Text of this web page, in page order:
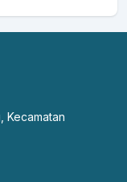
Kecamatan